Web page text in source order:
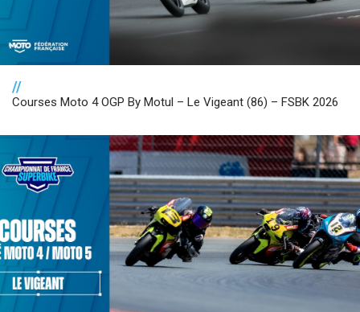
//
Courses Moto 4 OGP By Motul – Le Vigeant (86) – FSBK 2026